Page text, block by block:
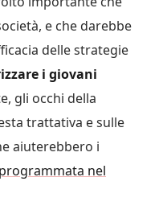
e che darebbe
delle strategie
i giovani
gli occhi della
trattativa e sulle
aiuterebbero i
nel